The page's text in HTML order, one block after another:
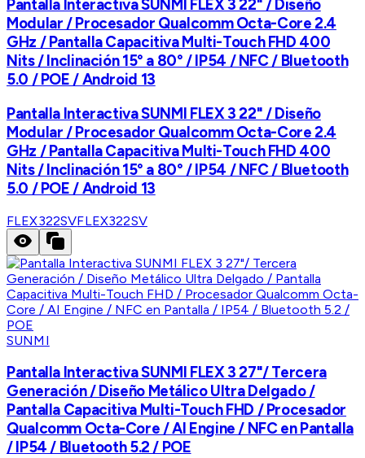
Pantalla Interactiva SUNMI FLEX 3 22" / Diseño
Modular / Procesador Qualcomm Octa-Core 2.4
GHz / Pantalla Capacitiva Multi-Touch FHD 400
Nits / Inclinación 15° a 80° / IP54 / NFC / Bluetooth
5.0 / POE / Android 13
Pantalla Interactiva SUNMI FLEX 3 22" / Diseño
Modular / Procesador Qualcomm Octa-Core 2.4
GHz / Pantalla Capacitiva Multi-Touch FHD 400
Nits / Inclinación 15° a 80° / IP54 / NFC / Bluetooth
5.0 / POE / Android 13
FLEX322SVFLEX322SV
SUNMI
Pantalla Interactiva SUNMI FLEX 3 27"/ Tercera
Generación / Diseño Metálico Ultra Delgado /
Pantalla Capacitiva Multi-Touch FHD / Procesador
Qualcomm Octa-Core / AI Engine / NFC en Pantalla
/ IP54 / Bluetooth 5.2 / POE